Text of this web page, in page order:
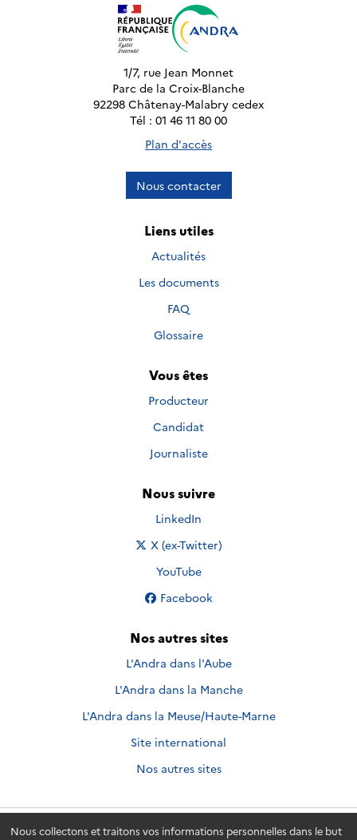
Nous collectons et traitons vos informations personnelles dans le but
1/7, rue Jean Monnet
Parc de la Croix-Blanche
92298 Châtenay-Malabry cedex
Tél : 01 46 11 80 00
Plan d'accès
Nous contacter
Liens utiles
Actualités
Les documents
FAQ
Glossaire
Vous êtes
Producteur
Candidat
Journaliste
Nous suivre
Nous suivre sur
LinkedIn
Nous suivre sur
X (ex-Twitter)
Nous suivre sur
YouTube
Nous suivre sur
Facebook
Nos autres sites
L'Andra dans l'Aube
L'Andra dans la Manche
L'Andra dans la Meuse/Haute-Marne
Site international
Nos autres sites
Andra.fr © 2026 - Andra. Tous droits réservés.